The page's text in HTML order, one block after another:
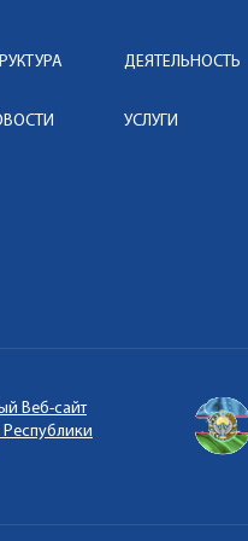
ДЕЯТЕЛЬНОСТЬ
УСЛУГИ
Веб-сайт